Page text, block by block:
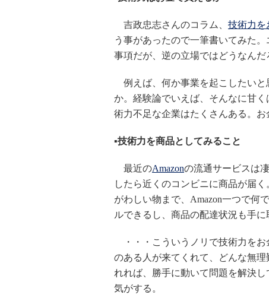
吉政忠志さんのコラム、 技術力を
う事があったので一筆書いてみた
事項だが、逆の立場ではどうなんだ
例えば、何か事業を起こしたいと
か。経験論でいえば、そんなに甘
術力不足な企業はたくさんある。お
▪︎技術力を商品としてみること
最近のAmazonの流通サービスは
したら近くのコンビニに商品が届
がわしい物まで、Amazon一つで何
ルできるし、商品の配達状況も手に
・・・こういうノリで技術力をお
のある人が来てくれて、どんな無
れれば、勝手に動いて問題を解決
気がする。